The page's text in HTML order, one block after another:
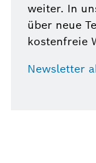
weiter. In
über neue
kostenfreie
Newsletter